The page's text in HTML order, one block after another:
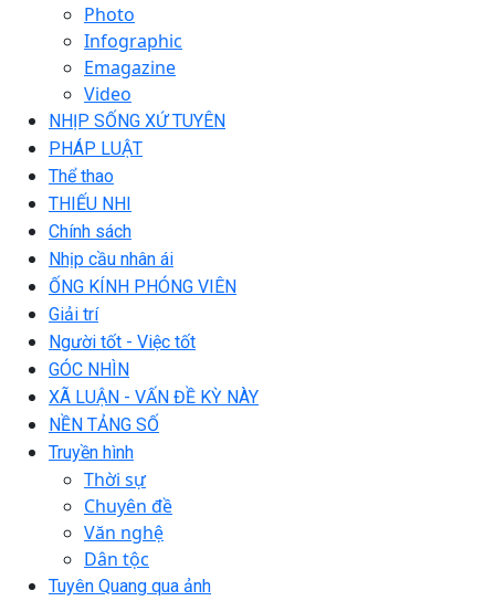
Photo
Infographic
Emagazine
Video
NHỊP SỐNG XỨ TUYÊN
PHÁP LUẬT
Thể thao
THIẾU NHI
Chính sách
Nhịp cầu nhân ái
ỐNG KÍNH PHÓNG VIÊN
Giải trí
Người tốt - Việc tốt
GÓC NHÌN
XÃ LUẬN - VẤN ĐỀ KỲ NÀY
NỀN TẢNG SỐ
Truyền hình
Thời sự
Chuyên đề
Văn nghệ
Dân tộc
Tuyên Quang qua ảnh